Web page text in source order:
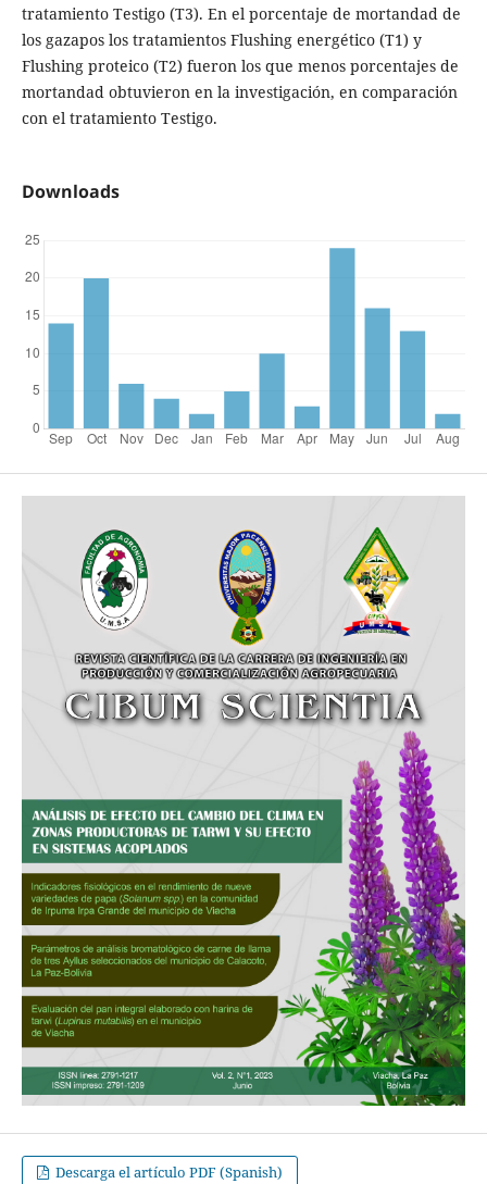
tratamiento Testigo (T3). En el porcentaje de mortandad de
los gazapos los tratamientos Flushing energético (T1) y
Flushing proteico (T2) fueron los que menos porcentajes de
mortandad obtuvieron en la investigación, en comparación
con el tratamiento Testigo.
Downloads
Descarga el artículo PDF (Spanish)